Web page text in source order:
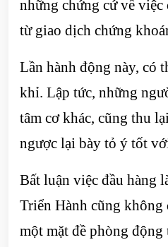
những chứng cứ về
từ giao dịch chứng
Lần hành động này, có
khỉ. Lập tức, những
tâm cơ khác, cũng thu
ngược lại bày tỏ ý tốt
Bất luận việc đầu hàng
Triển Hành cũng không
một mặt đề phòng